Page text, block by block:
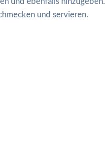
und servieren.